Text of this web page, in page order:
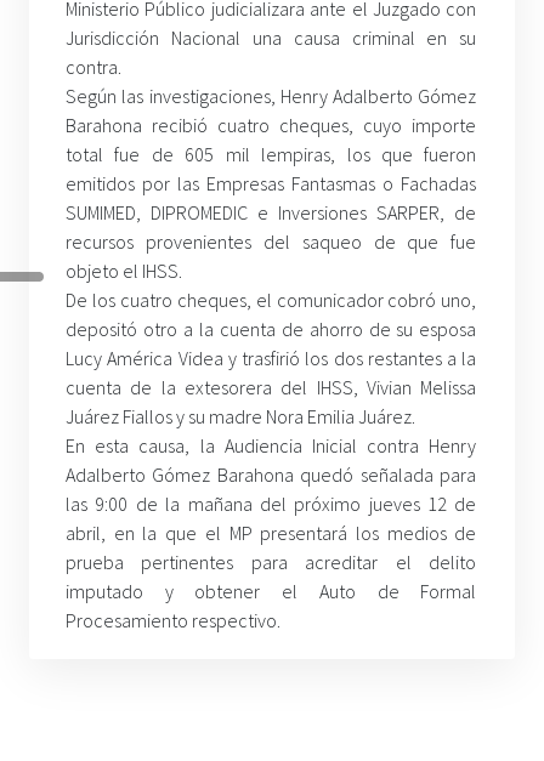
Ministerio Público judicializara ante el Juzgado con
Jurisdicción Nacional una causa criminal en su
contra.
Según las investigaciones, Henry Adalberto Gómez
Barahona recibió cuatro cheques, cuyo importe
total fue de 605 mil lempiras, los que fueron
emitidos por las Empresas Fantasmas o Fachadas
SUMIMED, DIPROMEDIC e Inversiones SARPER, de
recursos provenientes del saqueo de que fue
objeto el IHSS.
De los cuatro cheques, el comunicador cobró uno,
depositó otro a la cuenta de ahorro de su esposa
Lucy América Videa y trasfirió los dos restantes a la
cuenta de la extesorera del IHSS, Vivian Melissa
Juárez Fiallos y su madre Nora Emilia Juárez.
En esta causa, la Audiencia Inicial contra Henry
Adalberto Gómez Barahona quedó señalada para
las 9:00 de la mañana del próximo jueves 12 de
abril, en la que el MP presentará los medios de
prueba pertinentes para acreditar el delito
imputado y obtener el Auto de Formal
Procesamiento respectivo.